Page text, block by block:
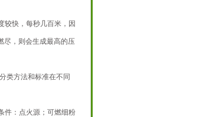
快，每秒几百米，因
尽，则会生成最高的压
类方法和标准在不同
：点火源；可燃细粉